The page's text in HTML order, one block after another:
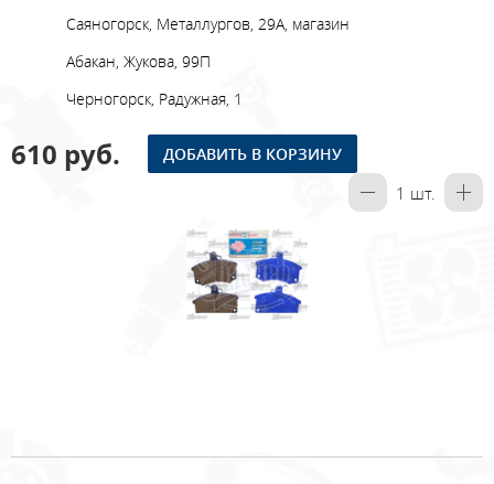
Саяногорск, Металлургов, 29А, магазин
Абакан, Жукова, 99П
Черногорск, Радужная, 1
610 руб. ДОБАВИТЬ В КОРЗИНУ
1 шт.